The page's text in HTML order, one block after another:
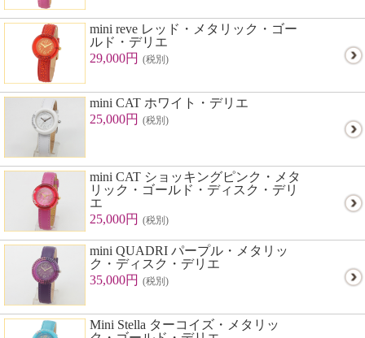
mini reve レッド・メタリック・ゴー
ルド・デリエ
29,000円 (税別)
mini CAT ホワイト・デリエ
25,000円 (税別)
mini CAT ショッキングピンク・メタ
リック・ゴールド・ディスク・デリ
エ
25,000円 (税別)
mini QUADRI パープル・メタリッ
ク・ディスク・デリエ
35,000円 (税別)
Mini Stella ターコイズ・メタリッ